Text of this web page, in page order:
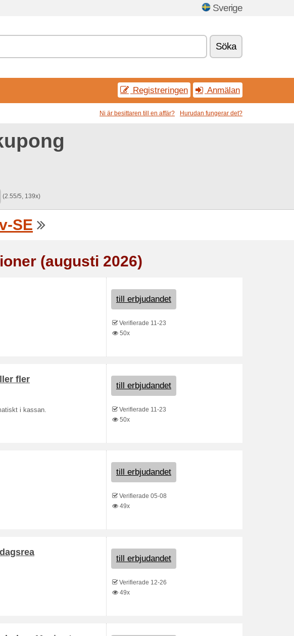
Sverige
Söka
Registreringen Anmälan
Ni är besittaren till en affär? Hurudan fungerar det?
(2.55/5, 139x)
SE
(augusti 2026)
till erbjudandet
Verifierade 11-23
50x
fler
i kassan.
till erbjudandet
Verifierade 11-23
50x
till erbjudandet
Verifierade 05-08
49x
till erbjudandet
Verifierade 12-26
49x